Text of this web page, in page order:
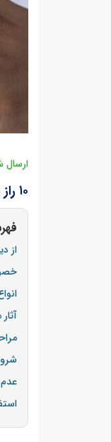
ارسال
۱۰ راز مهم در پرونده‌های طلاق که وکلا به شما نمی‌گویند
از